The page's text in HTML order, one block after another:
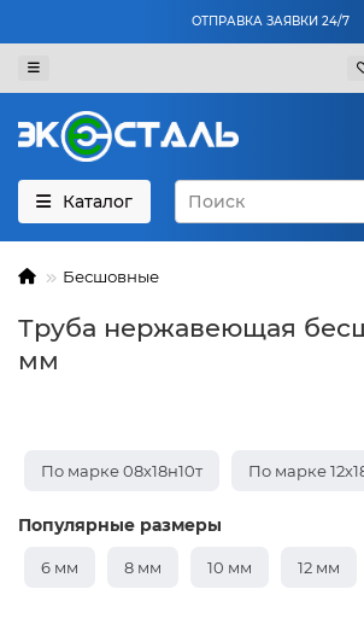
ОТПРАВКА ЗАЯВКИ 24/7
Каталог
Бесшовные
Труба нержавеющая
мм
По марке 08х18н10т По марке
Популярные размеры
6 мм 8 мм 10 мм 12 мм